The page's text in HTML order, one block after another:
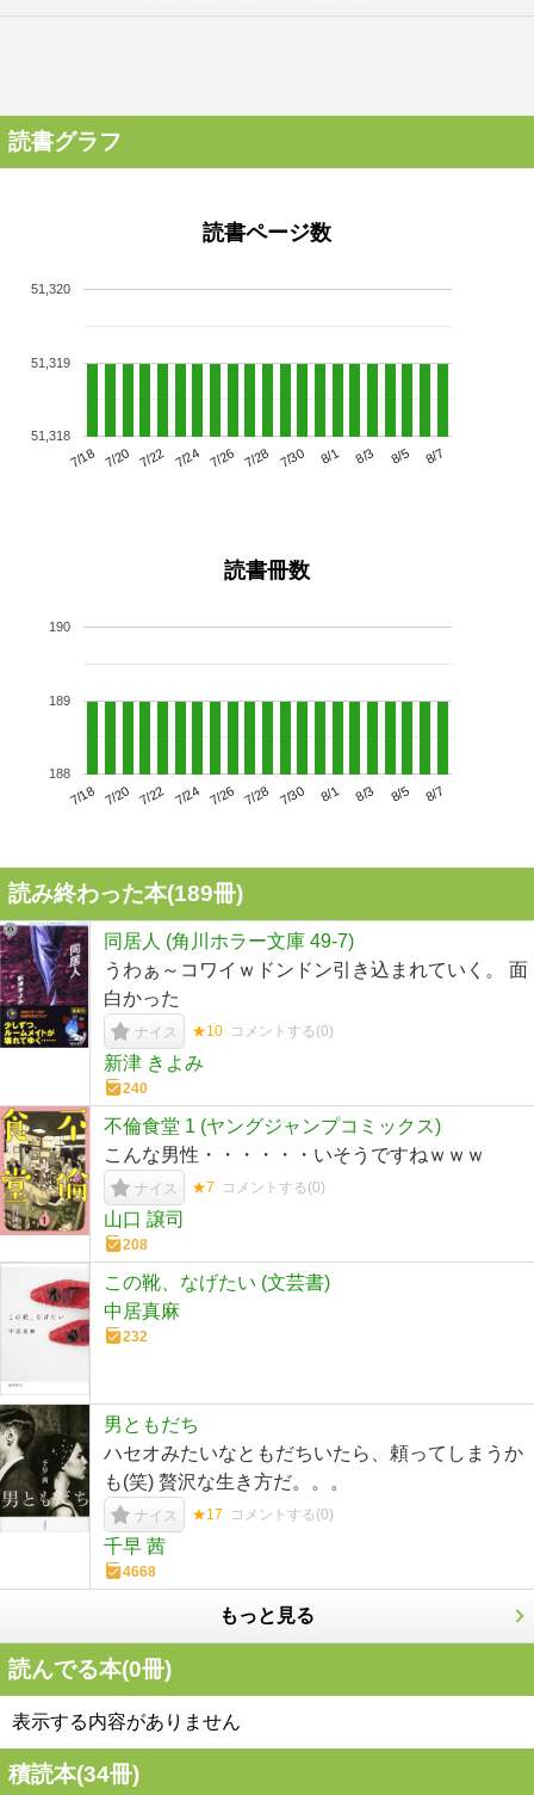
読書グラフ
読書ページ数
7/18 7/20 7/22 7/24 7/26 7/28 7/30 8/1 8/3 8/5 8/7
51,318
51,319
51,320
読書冊数
7/18 7/20 7/22 7/24 7/26 7/28 7/30 8/1 8/3 8/5 8/7
188
189
190
読み終わった本(189冊)
同居人 (角川ホラー文庫 49-7)
うわぁ～コワイｗドンドン引き込まれていく。 面
白かった
ナイス ★10 コメントする(0)
新津 きよみ
240
不倫食堂 1 (ヤングジャンプコミックス)
こんな男性・・・・・・いそうですねｗｗｗ
ナイス ★7 コメントする(0)
山口 譲司
208
この靴、なげたい (文芸書)
中居真麻
232
男ともだち
ハセオみたいなともだちいたら、頼ってしまうか
も(笑) 贅沢な生き方だ。。。
ナイス ★17 コメントする(0)
千早 茜
4668
もっと見る
読んでる本(0冊)
表示する内容がありません
積読本(34冊)